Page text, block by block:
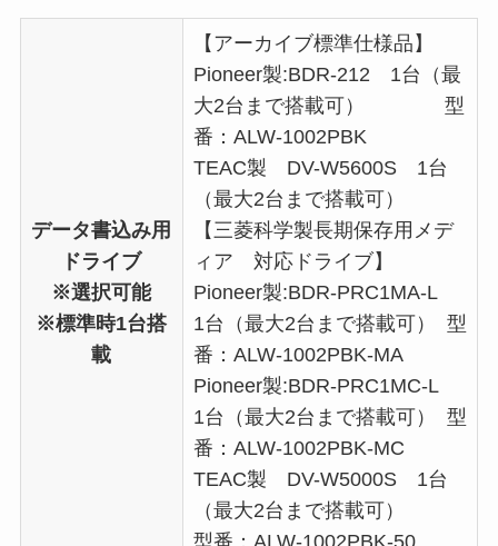
データ書込み用
ドライブ
※選択可能
※標準時1台搭
載
【アーカイブ標準仕様品】
Pioneer製:BDR-212 1台（最
大2台まで搭載可） 型
番：ALW-1002PBK
TEAC製 DV-W5600S 1台
（最大2台まで搭載可）
【三菱科学製長期保存用メデ
ィア 対応ドライブ】
Pioneer製:BDR-PRC1MA-L
1台（最大2台まで搭載可） 型
番：ALW-1002PBK-MA
Pioneer製:BDR-PRC1MC-L
1台（最大2台まで搭載可） 型
番：ALW-1002PBK-MC
TEAC製 DV-W5000S 1台
（最大2台まで搭載可）
型番：ALW-1002PBK-50